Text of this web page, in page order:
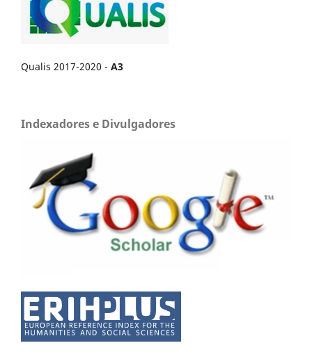
Qualis 2017-2020 - A3
Indexadores e Divulgadores